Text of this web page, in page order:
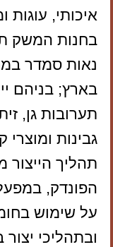
איכותי, עוגות
בחנות המשק
נאות סמדר
בארץ; בניהם
תערובות גן,
גבינות ומוצרי
תהליך
הפונדק,
על שימוש
ובתהליכי יצור